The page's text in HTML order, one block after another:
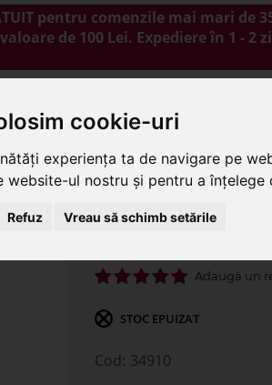
cookie-uri
experiența ta de navigare pe
ul nostru și pentru a
Refuz Vreau să schimb setările
pentru comenzile mai mari de
de 100 Lei. Expediere în 1 - 2
florale
Cos oval scoarta
STOC EPUIZAT
34910